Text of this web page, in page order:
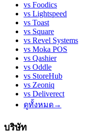
vs Foodics
vs Lightspeed
vs Toast
vs Square
vs Revel Systems
vs Moka POS
vs Qashier
vs Oddle
vs StoreHub
vs Zeoniq
vs Deliverect
ดูทั้งหมด→
บริษัท